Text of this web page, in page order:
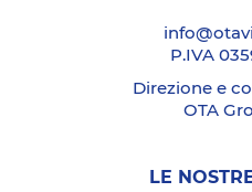
P.IVA
Direzione e
OTA
LE